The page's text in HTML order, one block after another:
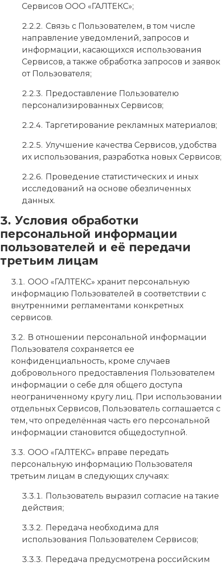
Сервисов ООО «ГАЛТЕКС»;
Связь с Пользователем, в том числе
направление уведомлений, запросов и
информации, касающихся использования
Сервисов, а также обработка запросов и заявок
от Пользователя;
Предоставление Пользователю
персонализированных Сервисов;
Таргетирование рекламных материалов;
Улучшение качества Сервисов, удобства
их использования, разработка новых Сервисов;
Проведение статистических и иных
исследований на основе обезличенных
данных.
Условия обработки
персональной информации
пользователей и её передачи
третьим лицам
ООО «ГАЛТЕКС» хранит персональную
информацию Пользователей в соответствии с
внутренними регламентами конкретных
сервисов.
В отношении персональной информации
Пользователя сохраняется ее
конфиденциальность, кроме случаев
добровольного предоставления Пользователем
информации о себе для общего доступа
неограниченному кругу лиц. При использовании
отдельных Сервисов, Пользователь соглашается с
тем, что определённая часть его персональной
информации становится общедоступной.
ООО «ГАЛТЕКС» вправе передать
персональную информацию Пользователя
третьим лицам в следующих случаях:
Пользователь выразил согласие на такие
действия;
Передача необходима для
использования Пользователем Сервисов;
Передача предусмотрена российским